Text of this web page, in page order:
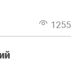
1255